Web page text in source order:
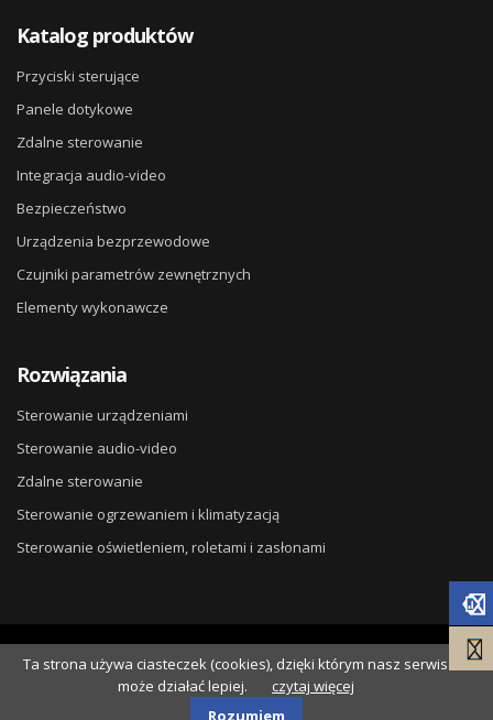
Ta strona używa ciasteczek (cookies), dzięki którym nasz serwis
może działać lepiej.
czytaj więcej
Katalog produktów
Przyciski sterujące
Panele dotykowe
Zdalne sterowanie
Integracja audio-video
Bezpieczeństwo
Urządzenia bezprzewodowe
Czujniki parametrów zewnętrznych
Elementy wykonawcze
Rozwiązania
Sterowanie urządzeniami
Sterowanie audio-video
Zdalne sterowanie
Sterowanie ogrzewaniem i klimatyzacją
Sterowanie oświetleniem, roletami i zasłonami
© 2026 DG ELPRO
. Wdrożenie